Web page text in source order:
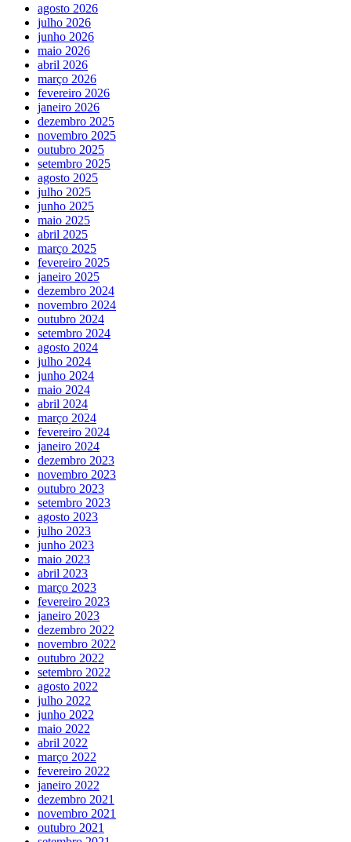
agosto 2026
julho 2026
junho 2026
maio 2026
abril 2026
março 2026
fevereiro 2026
janeiro 2026
dezembro 2025
novembro 2025
outubro 2025
setembro 2025
agosto 2025
julho 2025
junho 2025
maio 2025
abril 2025
março 2025
fevereiro 2025
janeiro 2025
dezembro 2024
novembro 2024
outubro 2024
setembro 2024
agosto 2024
julho 2024
junho 2024
maio 2024
abril 2024
março 2024
fevereiro 2024
janeiro 2024
dezembro 2023
novembro 2023
outubro 2023
setembro 2023
agosto 2023
julho 2023
junho 2023
maio 2023
abril 2023
março 2023
fevereiro 2023
janeiro 2023
dezembro 2022
novembro 2022
outubro 2022
setembro 2022
agosto 2022
julho 2022
junho 2022
maio 2022
abril 2022
março 2022
fevereiro 2022
janeiro 2022
dezembro 2021
novembro 2021
outubro 2021